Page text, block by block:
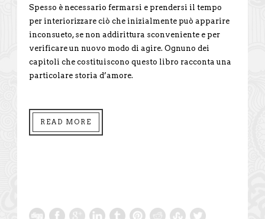
Spesso è necessario fermarsi e prendersi il tempo
per interiorizzare ciò che inizialmente può apparire
inconsueto, se non addirittura sconveniente e per
verificare un nuovo modo di agire. Ognuno dei
capitoli che costituiscono questo libro racconta una
particolare storia d’amore.
READ MORE